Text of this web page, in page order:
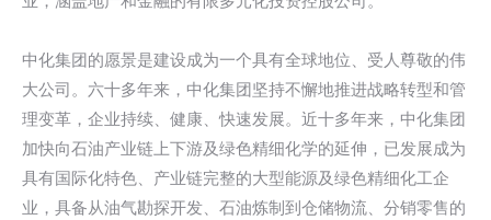
中化集团的愿景是建设成为一个具有全球地位、受人尊敬的伟
大公司。六十多年来，中化集团坚持不懈地推进战略转型和管
理变革，企业持续、健康、快速发展。近十多年来，中化集团
加快向石油产业链上下游及绿色精细化学的延伸，已发展成为
具有国际化特色、产业链完整的大型能源及绿色精细化工企
业，具备从油气勘探开发、石油炼制到仓储物流、分销零售的